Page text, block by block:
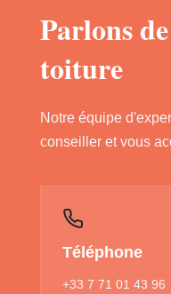
Parlons
toiture
Notre équipe
conseiller et vous
Téléphone
+33 7 71 01 43 96